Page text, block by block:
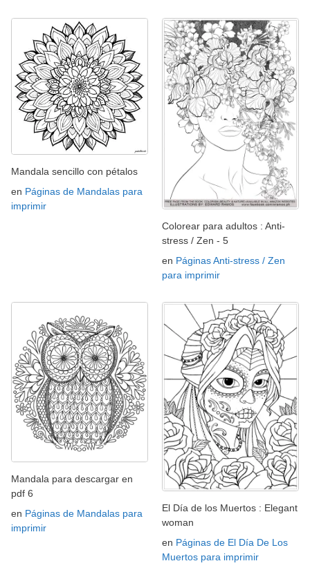
Mandala sencillo con pétalos
en Páginas de Mandalas para
imprimir
Colorear para adultos : Anti-
stress / Zen - 5
en Páginas Anti-stress / Zen
para imprimir
Mandala para descargar en
pdf 6
en Páginas de Mandalas para
imprimir
El Día de los Muertos : Elegant
woman
en Páginas de El Día De Los
Muertos para imprimir